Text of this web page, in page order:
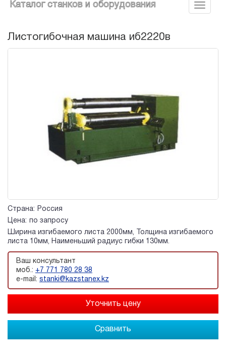
Каталог станков и оборудования
Листогибочная машина иб2220в
Страна:
Россия
Цена:
по запросу
Ширина изгибаемого листа 2000мм, Толщина изгибаемого
листа 10мм, Наименьший радиус гибки 130мм.
Ваш консультант
моб.: +7 771 780 28 38
e-mail: stanki@kazstanex.kz
Сравнить